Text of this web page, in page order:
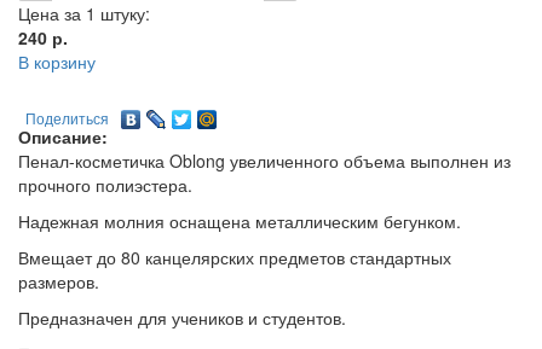
Цена за 1 штуку:
240 р.
В корзину
Поделиться
Описание:
Пенал-косметичка Oblong увеличенного объема выполнен из
прочного полиэстера.
Надежная молния оснащена металлическим бегунком.
Вмещает до 80 канцелярских предметов стандартных
размеров.
Предназначен для учеников и студентов.